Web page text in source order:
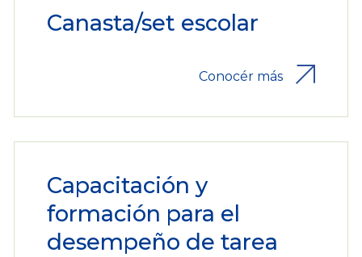
Canasta/set escolar
Conocér más
Capacitación y
formación para el
desempeño de tarea